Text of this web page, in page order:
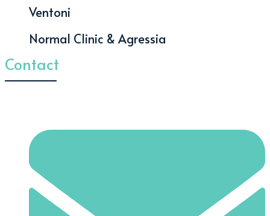
Ventoni
Normal Clinic & Agressia
Contact